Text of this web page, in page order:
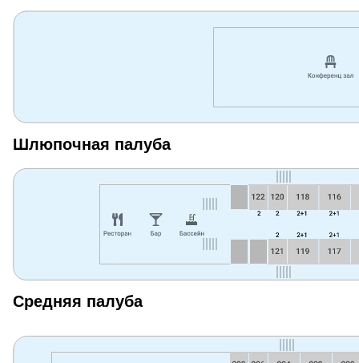
Шлюпочная палуба
Средняя палуба